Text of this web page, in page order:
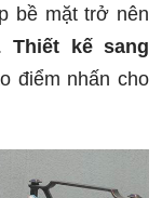
bề mặt trở nên
Thiết kế sang
điểm nhấn cho